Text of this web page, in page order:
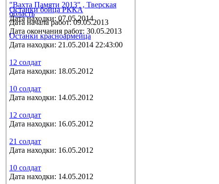
"Вахта Памяти 2013" , Тверская
область
Дата начала работ: 09.05.2013
Дата окончания работ: 30.05.2013
Останки бойца РККА
Дата находки: 07.05.2014
Останки красноармейца
Дата находки: 21.05.2014 22:43:00
12 солдат
Дата находки: 18.05.2012
10 солдат
Дата находки: 14.05.2012
12 солдат
Дата находки: 16.05.2012
21 солдат
Дата находки: 16.05.2012
10 солдат
Дата находки: 14.05.2012